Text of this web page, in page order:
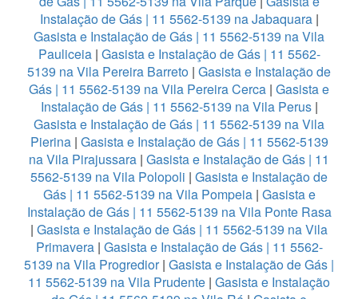
Instalação de Gás | 11 5562-5139 na Jabaquara|
Gasista e Instalação de Gás | 11 5562-5139 na Vila
Pauliceia| Gasista e Instalação de Gás | 11 5562-
5139 na Vila Pereira Barreto | Gasista e Instalação de
Gás | 11 5562-5139 na Vila Pereira Cerca | Gasista e
Instalação de Gás | 11 5562-5139 na Vila Perus|
Gasista e Instalação de Gás | 11 5562-5139 na Vila
Pierina| Gasista e Instalação de Gás | 11 5562-5139
na Vila Pirajussara | Gasista e Instalação de Gás | 11
5562-5139 na Vila Polopoli | Gasista e Instalação de
Gás | 11 5562-5139 na Vila Pompeia| Gasista e
Instalação de Gás | 11 5562-5139 na Vila Ponte Rasa
| Gasista e Instalação de Gás | 11 5562-5139 na Vila
Primavera| Gasista e Instalação de Gás | 11 5562-
5139 na Vila Progredior| Gasista e Instalação de Gás |
11 5562-5139 na Vila Prudente | Gasista e Instalação